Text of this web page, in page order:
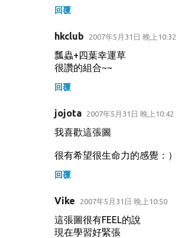
回覆
hkclub 2007年5月31日 晚上10:32
瓢蟲+四葉幸運草
很讚的組合~~
回覆
jojota 2007年5月31日 晚上10:42
我喜歡這張圖
很有希望很生命力的感覺：）
回覆
Vike 2007年5月31日 晚上10:50
這張圖很有FEEL的說
現在學習好緊張